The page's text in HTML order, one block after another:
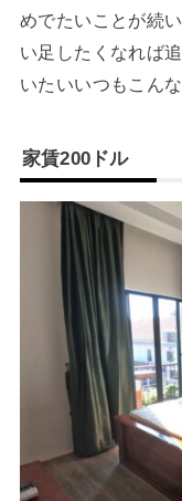
めでたいことが続
い足したくなれば
いたいいつもこんな
家賃200ドル